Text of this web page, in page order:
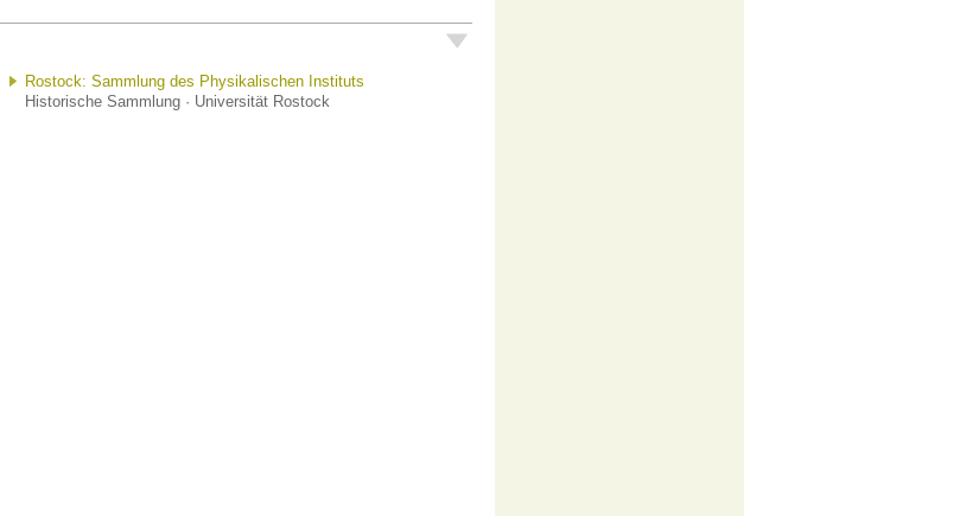
Rostock: Sammlung des Physikalischen Instituts
Historische Sammlung · Universität Rostock